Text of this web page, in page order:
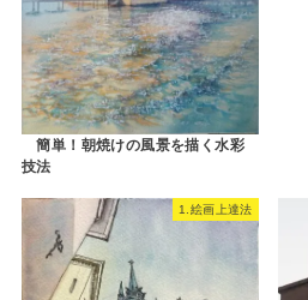
簡単！朝焼けの風景を描く水彩
技法
1.絵画上達法